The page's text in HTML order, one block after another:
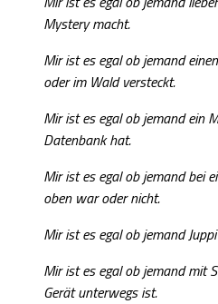
Mystery macht.
Mir ist es egal ob jemand
oder im Wald versteckt.
Mir ist es egal ob jemand ein
Datenbank hat.
Mir ist es egal ob jemand bei
oben war oder nicht.
Mir ist es egal ob jemand
Mir ist es egal ob jemand mit
Gerät unterwegs ist.